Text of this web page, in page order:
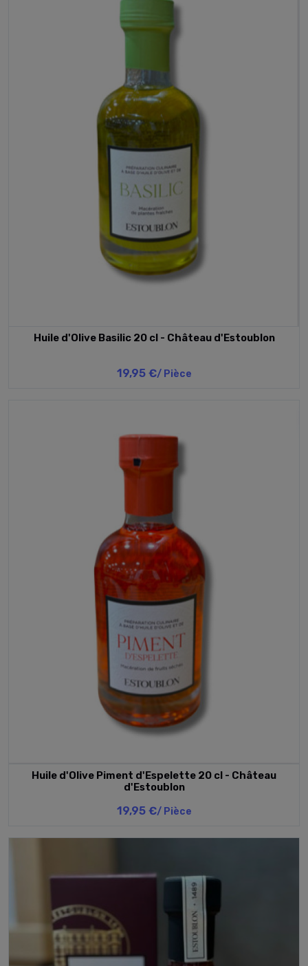
Huile d'Olive Basilic 20 cl - Château d'Estoublon
19,95 €/ Pièce
Huile d'Olive Piment d'Espelette 20 cl - Château
d'Estoublon
19,95 €/ Pièce